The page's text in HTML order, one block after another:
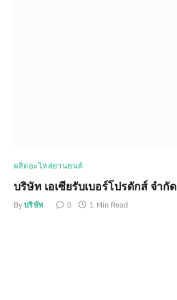
ผลิตอะไหล่ยานยนต์
บริษัท เอเซียรับเบอร์โปรดักส์ จำกัด
By บริษัท 0 1 Min Read